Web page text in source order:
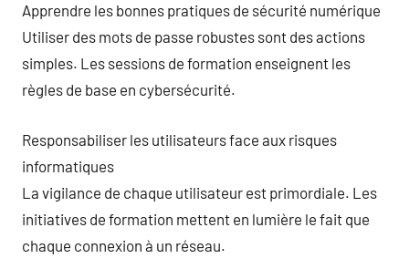
Apprendre les bonnes pratiques de sécurité numérique
Utiliser des mots de passe robustes sont des actions
simples. Les sessions de formation enseignent les
règles de base en cybersécurité.
Responsabiliser les utilisateurs face aux risques
informatiques
La vigilance de chaque utilisateur est primordiale. Les
initiatives de formation mettent en lumière le fait que
chaque connexion à un réseau.